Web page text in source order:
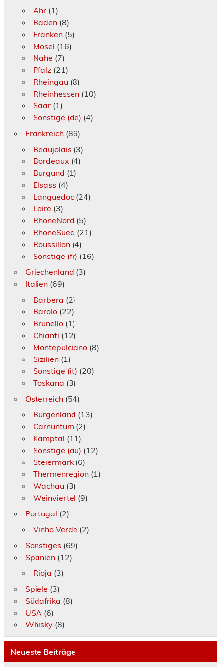
Ahr(1)
Baden(8)
Franken(5)
Mosel (16)
Nahe (7)
Pfalz(21)
Rheingau (8)
Rheinhessen(10)
Saar(1)
Sonstige (de) (4)
Frankreich(86)
Beaujolais (3)
Bordeaux (4)
Burgund (1)
Elsass (4)
Languedoc(24)
Loire (3)
RhoneNord (5)
RhoneSued (21)
Roussillon(4)
Sonstige (fr) (16)
Griechenland (3)
Italien(69)
Barbera (2)
Barolo(22)
Brunello(1)
Chianti (12)
Montepulciano(8)
Sizilien(1)
Sonstige (it) (20)
Toskana (3)
Österreich(54)
Burgenland (13)
Carnuntum (2)
Kamptal (11)
Sonstige (au) (12)
Steiermark(6)
Thermenregion(1)
Wachau (3)
Weinviertel (9)
Portugal (2)
Vinho Verde (2)
Sonstiges (69)
Spanien(12)
Rioja (3)
Spiele (3)
Südafrika (8)
USA (6)
Whisky(8)
Neueste Beiträge